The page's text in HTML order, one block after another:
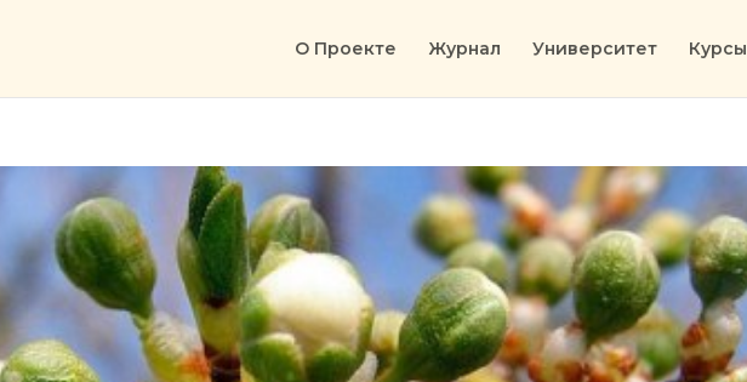
О Проекте Журнал Университет Курсы